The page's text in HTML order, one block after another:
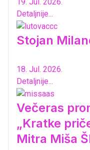
Detaljnije...
Stojan
18. Jul. 2026.
Detaljnije...
Večeras
„Kratke
Mitra Miša